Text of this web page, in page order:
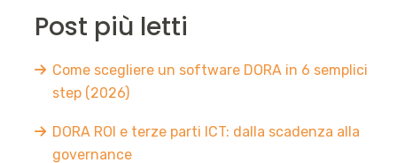
Post più letti
Come scegliere un software DORA in 6 semplici
step (2026)
DORA ROI e terze parti ICT: dalla scadenza alla
governance